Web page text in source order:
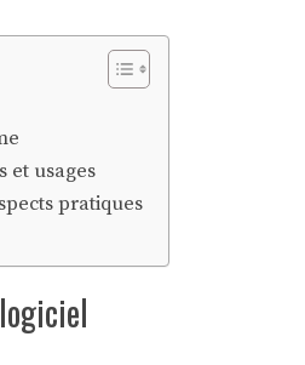
et usages
pratiques